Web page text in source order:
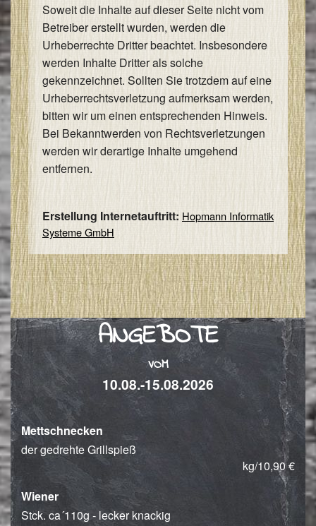
Soweit die Inhalte auf dieser Seite nicht vom
Betreiber erstellt wurden, werden die
Urheberrechte Dritter beachtet. Insbesondere
werden Inhalte Dritter als solche
gekennzeichnet. Sollten Sie trotzdem auf eine
Urheberrechtsverletzung aufmerksam werden,
bitten wir um einen entsprechenden Hinweis.
Bei Bekanntwerden von Rechtsverletzungen
werden wir derartige Inhalte umgehend
entfernen.
Erstellung Internetauftritt: Hopmann Informatik
Systeme GmbH
ANGEBOTE
VOM
10.08.-15.08.2026
Mettschnecken
der gedrehte Grillspieß
kg/10,90 €
Wiener
Stck. ca´110g - lecker knackig